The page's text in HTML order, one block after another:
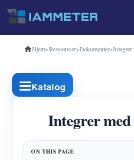
Produkter
Enkeltfaset Wi-Fi-
Trefaset Wi-Fi-
Trefaset Wi-Fi energimåler
Trefaset Wi-Fi-energimåler
WiFi Power Controller
Hjem>Ressourcer>Dokumenter>Integrer
Katalog
Integrer